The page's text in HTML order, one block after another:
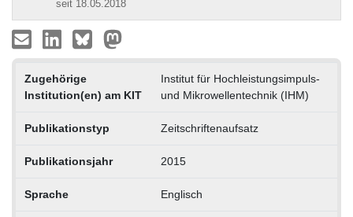
seit 18.05.2018
Zugehörige
Institution(en) am KIT
Institut für Hochleistungsimpuls-
und Mikrowellentechnik (IHM)
Publikationstyp Zeitschriftenaufsatz
Publikationsjahr 2015
Sprache Englisch